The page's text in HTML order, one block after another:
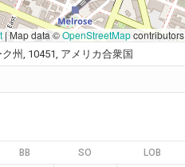
|Map data ©OpenStreetMapcontributors
州, 10451, アメリカ合衆国
BB SO LOB